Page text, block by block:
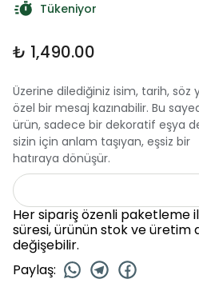
Tükeniyor
₺ 1,490.00
Üzerine dilediğiniz isim, tarih, söz
özel bir mesaj kazınabilir. Bu
ürün, sadece bir dekoratif eşya
sizin için anlam taşıyan, eşsiz bir
hatıraya dönüşür.
Her sipariş özenli paketleme
süresi, ürünün stok ve üretim
değişebilir.
Paylaş: